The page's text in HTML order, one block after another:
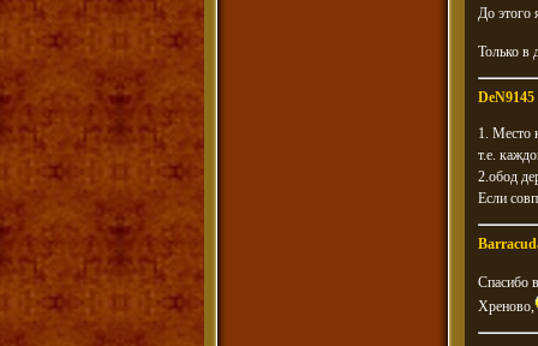
До
Только в
DeN9145
1. Место
т.е.
2.обод
Если
Спасибо
Хреново,